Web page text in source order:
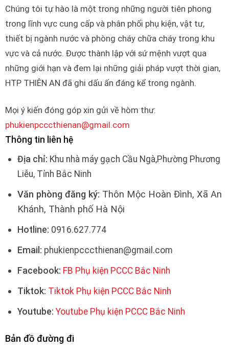
Chúng tôi tự hào là một trong những người tiên phong
trong lĩnh vực cung cấp và phân phối phụ kiện, vật tư,
thiết bị ngành nước và phòng cháy chữa cháy trong khu
vực và cả nước. Được thành lập với sứ mệnh vượt qua
những giới hạn và đem lại những giải pháp vượt thời gian,
HTP THIÊN AN đã ghi dấu ấn đáng kể trong ngành.
Mọi ý kiến đóng góp xin gửi về hòm thư:
phukienpcccthienan@gmail.com
Thông tin liên hệ
Địa chỉ: Khu nhà máy gạch Cầu Ngà,Phường Phương
Liễu, Tỉnh Bắc Ninh
Văn phòng đăng ký: Thôn Mộc Hoàn Đình, Xã An
Khánh, Thành phố Hà Nội
Hotline: 0916.627.774
Email: phukienpcccthienan@gmail.com
Facebook: FB Phụ kiện PCCC Bắc Ninh
Tiktok: Tiktok Phụ kiện PCCC Bắc Ninh
Youtube: Youtube Phụ kiện PCCC Bắc Ninh
Bản đồ đường đi